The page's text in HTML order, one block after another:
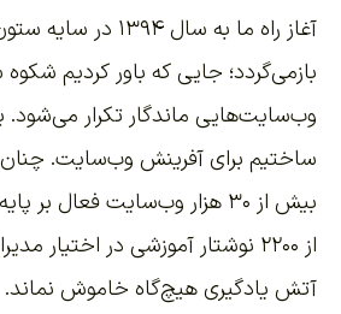
آغاز راه ما به سال
بازمی‌گردد؛ جایی که باور کردیم
وب‌سایت‌هایی ماندگار تکرار می‌شود.
ساختیم برای آفرینش وب‌سایت. چنان
بیش از ۳۰ هزار وب‌سایت فعال
از ۲۲۰۰
نوشتار آموزشی در اختیار
آتش یادگیری هیچ‌گاه خاموش نماند.